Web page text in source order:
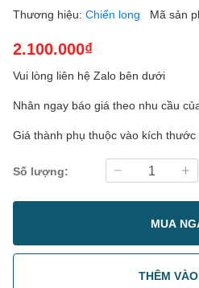
Thương hiệu: Chiến long Mã sản
2.100.000₫
Vui lòng liên hệ Zalo bên dưới
Nhân ngay báo giá theo nhu cầu
Giá thành phụ thuộc vào kích
Số lượng:
MUA
THÊM